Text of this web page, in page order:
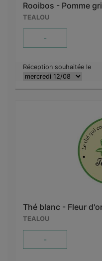
Rooibos - Pomme
TEALOU
-
Réception souhaitée le
Thé blanc - Fleur
TEALOU
-